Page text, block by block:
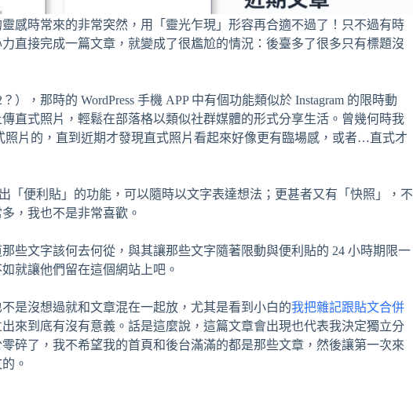
感時常來的非常突然，用「靈光乍現」形容再合適不過了！只不過有時
直接完成一篇文章，就變成了很尷尬的情況：後臺多了很多只有標題沒
），那時的 WordPress 手機 APP 中有個功能類似於 Instagram 的限時動
直式照片，輕鬆在部落格以類似社群媒體的形式分享生活。曾幾何時我
照片的，直到近期才發現直式照片看起來好像更有臨場感，或者…直式才
「便利貼」的功能，可以隨時以文字表達想法；更甚者又有「快照」，不
，我也不是非常喜歡。
些文字該何去何從，與其讓那些文字隨著限動與便利貼的 24 小時期限一
就讓他們留在這個網站上吧。
是沒想過就和文章混在一起放，尤其是看到小白的我把雜記跟貼文合併
來到底有沒有意義。話是這麼說，這篇文章會出現也代表我決定獨立分
碎了，我不希望我的首頁和後台滿滿的都是那些文章，然後讓第一次來
。